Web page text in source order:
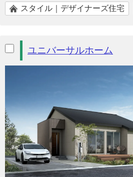
スタイル｜デザイナーズ住宅
ユニバーサルホーム